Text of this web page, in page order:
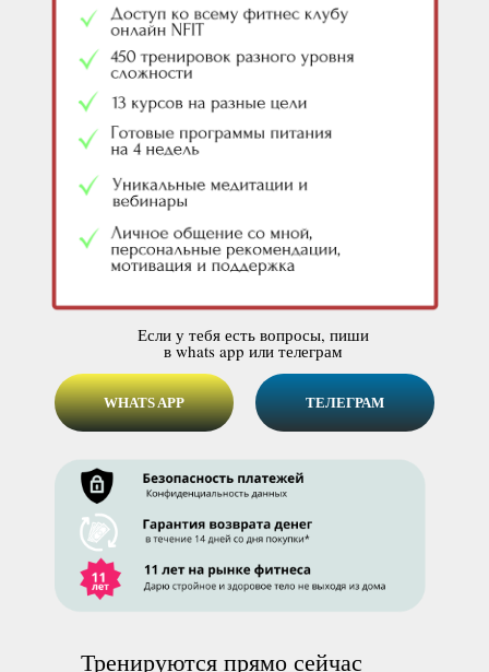
WHATS APP ТЕЛЕГРАМ
Если у тебя есть вопросы, пиши
в whats app или телеграм
Тренируются прямо сейчас